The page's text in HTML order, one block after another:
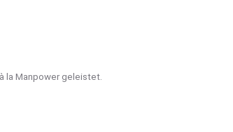
la Manpower geleistet.